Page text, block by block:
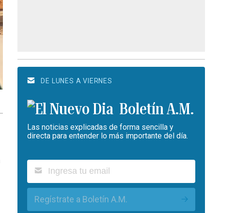
DE LUNES A VIERNES
Boletín A.M.
Las noticias explicadas de forma sencilla y
directa para entender lo más importante del día.
Regístrate a Boletín A.M.